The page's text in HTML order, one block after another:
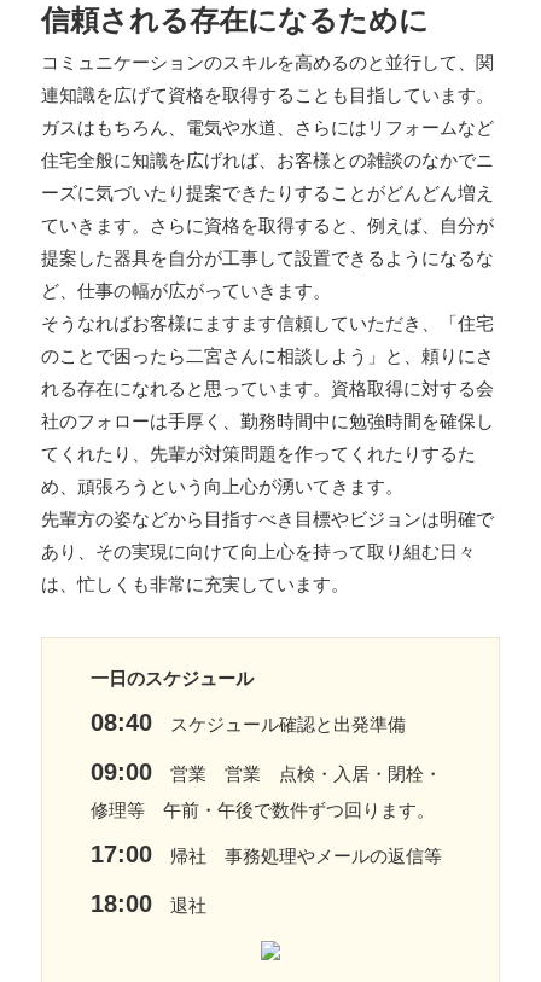
信頼される存在になるために
コミュニケーションのスキルを高めるのと並行して、関
連知識を広げて資格を取得することも目指しています。
ガスはもちろん、電気や水道、さらにはリフォームなど
住宅全般に知識を広げれば、お客様との雑談のなかでニ
ーズに気づいたり提案できたりすることがどんどん増え
ていきます。さらに資格を取得すると、例えば、自分が
提案した器具を自分が工事して設置できるようになるな
ど、仕事の幅が広がっていきます。
そうなればお客様にますます信頼していただき、「住宅
のことで困ったら二宮さんに相談しよう」と、頼りにさ
れる存在になれると思っています。資格取得に対する会
社のフォローは手厚く、勤務時間中に勉強時間を確保し
てくれたり、先輩が対策問題を作ってくれたりするた
め、頑張ろうという向上心が湧いてきます。
先輩方の姿などから目指すべき目標やビジョンは明確で
あり、その実現に向けて向上心を持って取り組む日々
は、忙しくも非常に充実しています。
一日のスケジュール
08:40スケジュール確認と出発準備
09:00営業 営業 点検・入居・閉栓・
修理等 午前・午後で数件ずつ回ります。
17:00帰社 事務処理やメールの返信等
18:00退社